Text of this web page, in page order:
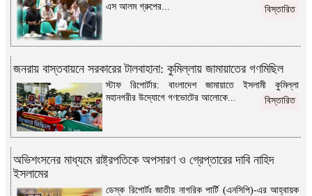
এস আলম গ্রুপের...
বিস্তারিত
জনরায় বাস্তবায়নে সরকারের টালবাহানা: কুমিল্লায় জামায়াতের গণমিছিল
স্টাফ রিপোর্টার: বাংলাদেশ জামায়াতে ইসলামী কুমিল্লা
মহানগরীর উদ্যোগে গণভোটের আলোকে...
বিস্তারিত
অভিশংসনের মাধ্যমে রাষ্ট্রপতিকে অপসারণ ও গ্রেপ্তারের দাবি নাহিদ
ইসলামের
ডেস্ক রিপোর্টঃ জাতীয় নাগরিক পার্টি (এনসিপি)-এর আহ্বায়ক